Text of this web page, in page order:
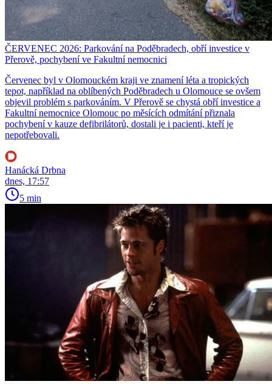
ČERVENEC 2026: Parkování na Poděbradech, obří investice v
Přerově, pochybení ve Fakultní nemocnici
Červenec byl v Olomouckém kraji ve znamení léta a tropických
tepot, například na oblíbených Poděbradech u Olomouce se ovšem
objevil problém s parkováním. V Přerově se chystá obří investice a
Fakultní nemocnice Olomouc po měsících odmítání přiznala
pochybení v kauze defibrilátorů, dostali je i pacienti, kteří je
nepotřebovali.
Hanácká Drbna
dnes, 17:57
5 min